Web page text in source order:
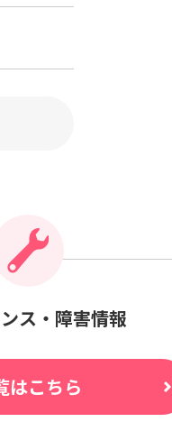
ス・障害情報
はこちら